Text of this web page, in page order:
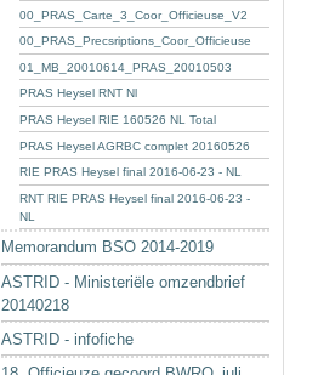
00_PRAS_Carte_3_Coor_Officieuse_V2
00_PRAS_Precsriptions_Coor_Officieuse
01_MB_20010614_PRAS_20010503
PRAS Heysel RNT Nl
PRAS Heysel RIE 160526 NL Total
PRAS Heysel AGRBC complet 20160526
RIE PRAS Heysel final 2016-06-23 - NL
RNT RIE PRAS Heysel final 2016-06-23 -
NL
Memorandum BSO 2014-2019
ASTRID - Ministeriële omzendbrief
20140218
ASTRID - infofiche